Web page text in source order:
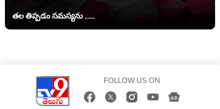
తల తిప్పడం సమస్యను .....
FOLLOW US ON